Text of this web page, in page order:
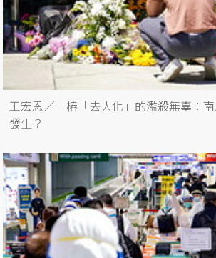
王宏恩／一樁「去人化」的濫殺無辜：
發生？